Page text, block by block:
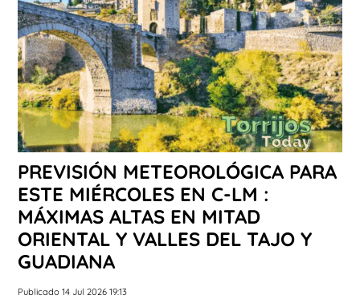
PREVISIÓN METEOROLÓGICA PARA
ESTE MIÉRCOLES EN C-LM :
MÁXIMAS ALTAS EN MITAD
ORIENTAL Y VALLES DEL TAJO Y
GUADIANA
Publicado 14 Jul 2026 19:13